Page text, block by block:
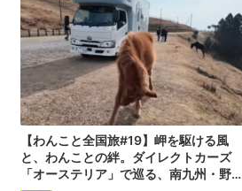
【わんこと全国旅#19】岬を駆ける風
と、わんことの絆。ダイレクトカーズ
「オーステリア」で巡る、南九州・野…